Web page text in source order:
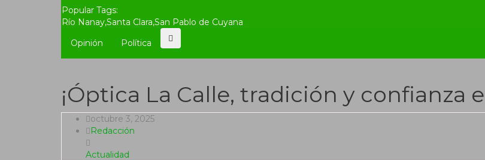
Popular Tags:
Río Nanay,Santa Clara,San Pablo de Cuyana
Opinión Política
¡Óptica La Calle, tradición y confianza
octubre 3, 2025
Redacción
Actualidad